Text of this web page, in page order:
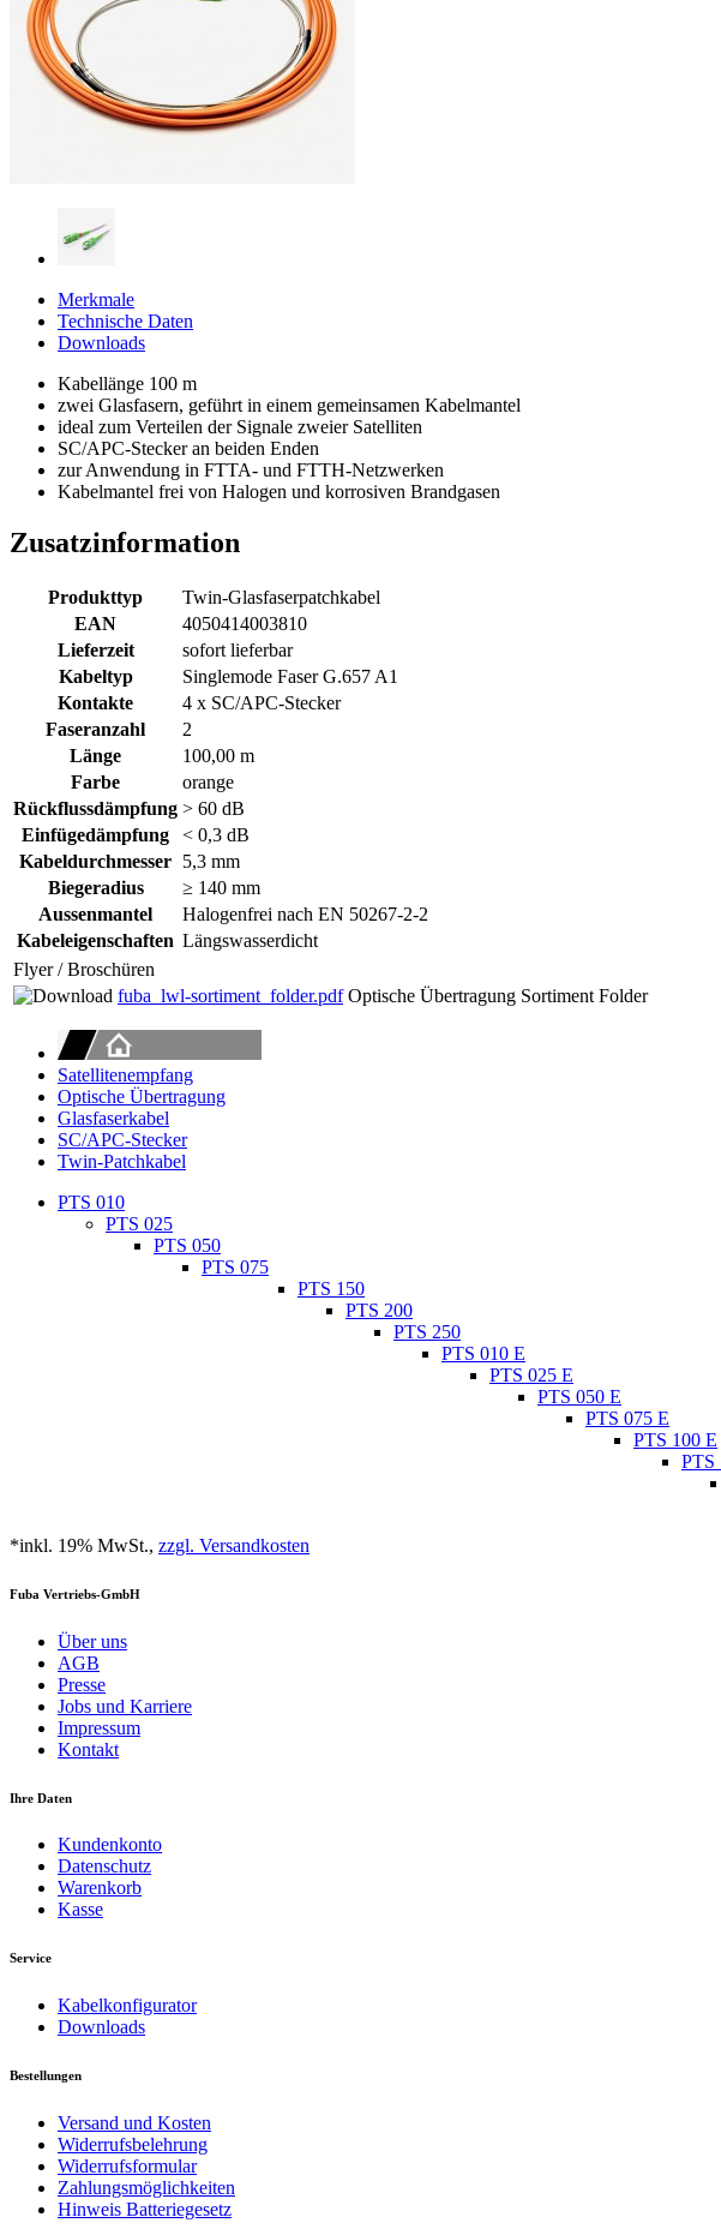
Merkmale
Technische Daten
Downloads
Kabellänge 100 m
zwei Glasfasern, geführt in einem gemeinsamen Kabelmantel
ideal zum Verteilen der Signale zweier Satelliten
SC/APC-Stecker an beiden Enden
zur Anwendung in FTTA- und FTTH-Netzwerken
Kabelmantel frei von Halogen und korrosiven Brandgasen
Zusatzinformation
Produkttyp
Twin-Glasfaserpatchkabel
EAN
4050414003810
Lieferzeit
sofort lieferbar
Kabeltyp
Singlemode Faser G.657 A1
Kontakte
4 x SC/APC-Stecker
Faseranzahl
2
Länge
100,00 m
Farbe
orange
Rückflussdämpfung > 60 dB
Einfügedämpfung
< 0,3 dB
Kabeldurchmesser 5,3 mm
Biegeradius
≥ 140 mm
Aussenmantel
Halogenfrei nach EN 50267-2-2
Kabeleigenschaften Längswasserdicht
Flyer / Broschüren
fuba_lwl-sortiment_folder.pdf Optische Übertragung Sortiment Folder
Satellitenempfang
Optische Übertragung
Glasfaserkabel
SC/APC-Stecker
Twin-Patchkabel
PTS 010
PTS 025
PTS 050
PTS 075
PTS 150
PTS 200
PTS 250
PTS 010 E
PTS 025 E
PTS 050 E
PTS 075 E
PTS 100 E
PTS
*inkl. 19% MwSt., zzgl. Versandkosten
Fuba Vertriebs-GmbH
Über uns
AGB
Presse
Jobs und Karriere
Impressum
Kontakt
Ihre Daten
Kundenkonto
Datenschutz
Warenkorb
Kasse
Service
Kabelkonfigurator
Downloads
Bestellungen
Versand und Kosten
Widerrufsbelehrung
Widerrufsformular
Zahlungsmöglichkeiten
Hinweis Batteriegesetz